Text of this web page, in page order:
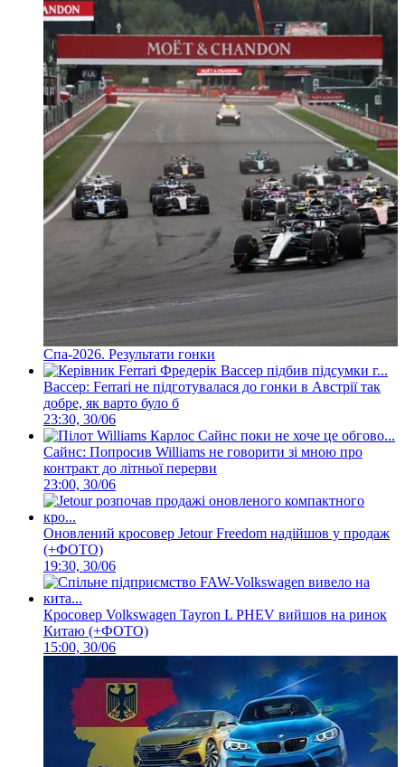
Спа-2026. Результати гонки
Вассер: Ferrari не підготувалася до гонки в Австрії так
добре, як варто було б
23:30, 30/06
Сайнс: Попросив Williams не говорити зі мною про
контракт до літньої перерви
23:00, 30/06
Оновлений кросовер Jetour Freedom надійшов у продаж
(+ФОТО)
19:30, 30/06
Кросовер Volkswagen Tayron L PHEV вийшов на ринок
Китаю (+ФОТО)
15:00, 30/06